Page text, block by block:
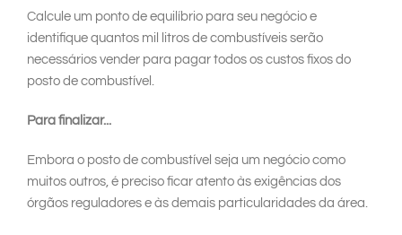
Calcule um ponto de equilíbrio para seu negócio e
identifique quantos mil litros de combustíveis serão
necessários vender para pagar todos os custos fixos do
posto de combustível.
Para finalizar...
Embora o posto de combustível seja um negócio como
muitos outros, é preciso ficar atento às exigências dos
órgãos reguladores e às demais particularidades da área.